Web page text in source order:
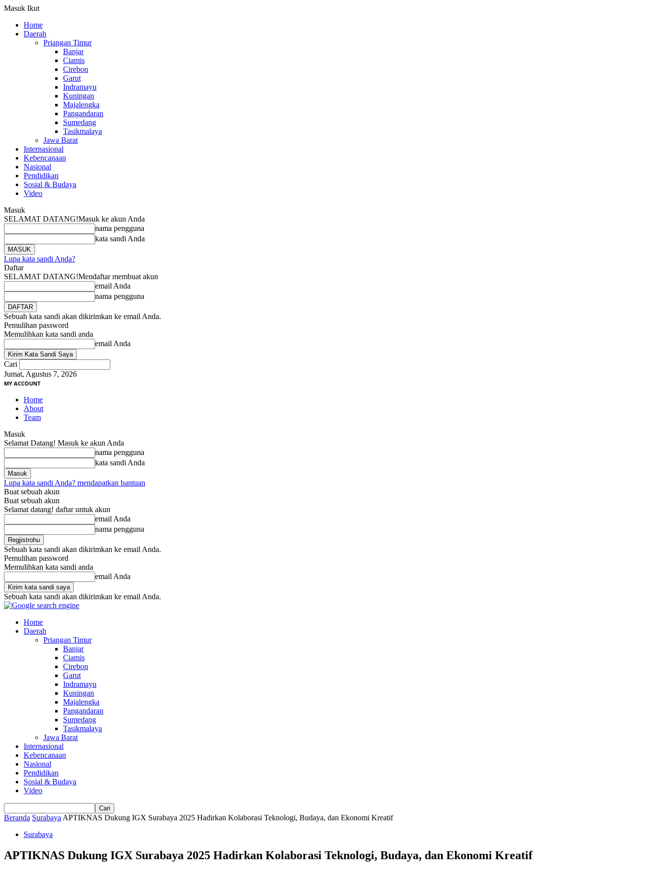
Masuk Ikut
Home
Daerah
Priangan Timur
Banjar
Ciamis
Cirebon
Garut
Indramayu
Kuningan
Majalengka
Pangandaran
Sumedang
Tasikmalaya
Jawa Barat
Internasional
Kebencanaan
Nasional
Pendidikan
Sosial & Budaya
Video
Masuk
SELAMAT DATANG!Masuk ke akun Anda
nama pengguna
kata sandi Anda
Lupa kata sandi Anda?
Daftar
SELAMAT DATANG!Mendaftar membuat akun
email Anda
nama pengguna
Sebuah kata sandi akan dikirimkan ke email Anda.
Pemulihan password
Memulihkan kata sandi anda
email Anda
Cari
Jumat, Agustus 7, 2026
MY ACCOUNT
Home
About
Team
Masuk
Selamat Datang! Masuk ke akun Anda
nama pengguna
kata sandi Anda
Lupa kata sandi Anda? mendapatkan bantuan
Buat sebuah akun
Buat sebuah akun
Selamat datang! daftar untuk akun
email Anda
nama pengguna
Sebuah kata sandi akan dikirimkan ke email Anda.
Pemulihan password
Memulihkan kata sandi anda
email Anda
Sebuah kata sandi akan dikirimkan ke email Anda.
Home
Daerah
Priangan Timur
Banjar
Ciamis
Cirebon
Garut
Indramayu
Kuningan
Majalengka
Pangandaran
Sumedang
Tasikmalaya
Jawa Barat
Internasional
Kebencanaan
Nasional
Pendidikan
Sosial & Budaya
Video
Beranda Surabaya APTIKNAS Dukung IGX Surabaya 2025 Hadirkan Kolaborasi Teknologi, Budaya, dan Ekonomi Kreatif
Surabaya
APTIKNAS Dukung IGX Surabaya 2025 Hadirkan Kolaborasi Teknologi, Budaya, dan Ekonomi Kreatif